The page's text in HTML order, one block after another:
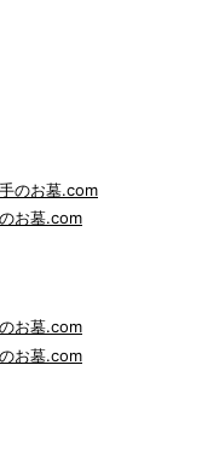
のお墓.com
お墓.com
お墓.com
お墓.com